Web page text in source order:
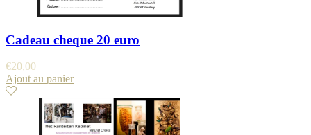
Cadeau cheque 20 euro
€20,00
Ajout au panier